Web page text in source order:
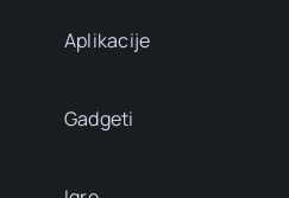
Aplikacije
Gadgeti